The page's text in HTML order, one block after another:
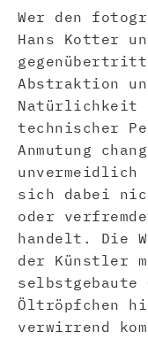
Wer den
Hans Kotter
Abstraktion
Natürlichkeit
technischer
Anmutung
sich dabei
oder
handelt. Die
der Künstler
selbstgebaute
Öltröpfchen
verwirrend